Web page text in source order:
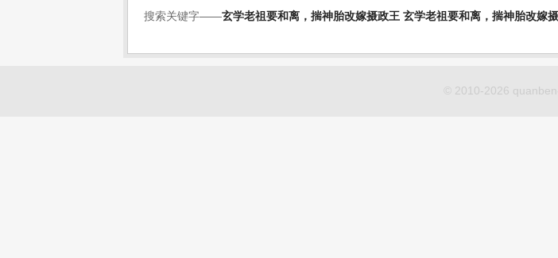
搜索关键字——玄学老祖要和离，揣神胎改嫁摄政王 玄学老祖要和离，揣神胎改嫁
© 2010-2026